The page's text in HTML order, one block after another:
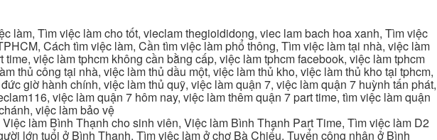
làm, Tìm việc làm cho tốt, vieclam thegioididong, viec lam bach hoa xanh, Tìm việc
Cách tìm việc làm, Cần tìm việc làm phổ thông, Tìm việc làm tại nhà, việc làm
việc làm tphcm không cần bằng cấp, việc làm tphcm facebook, việc làm tphcm
thủ công tại nhà, việc làm thủ dầu một, việc làm thủ kho, việc làm thủ kho tại tphcm,
giờ hành chính, việc làm thủ quỹ, việc làm quận 7, việc làm quận 7 huỳnh tấn phát,
việc làm quận 7 hôm nay, việc làm thêm quận 7 part time, tìm việc làm quận
việc làm bảo vệ
làm Bình Thạnh cho sinh viên, Việc làm Bình Thạnh Part Time, Tìm việc làm D2
lớn tuổi ở Bình Thạnh, Tìm việc làm ở chợ Bà Chiểu, Tuyển công nhân ở Bình